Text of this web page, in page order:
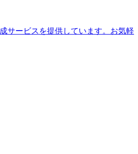
サービスを提供しています。お気軽